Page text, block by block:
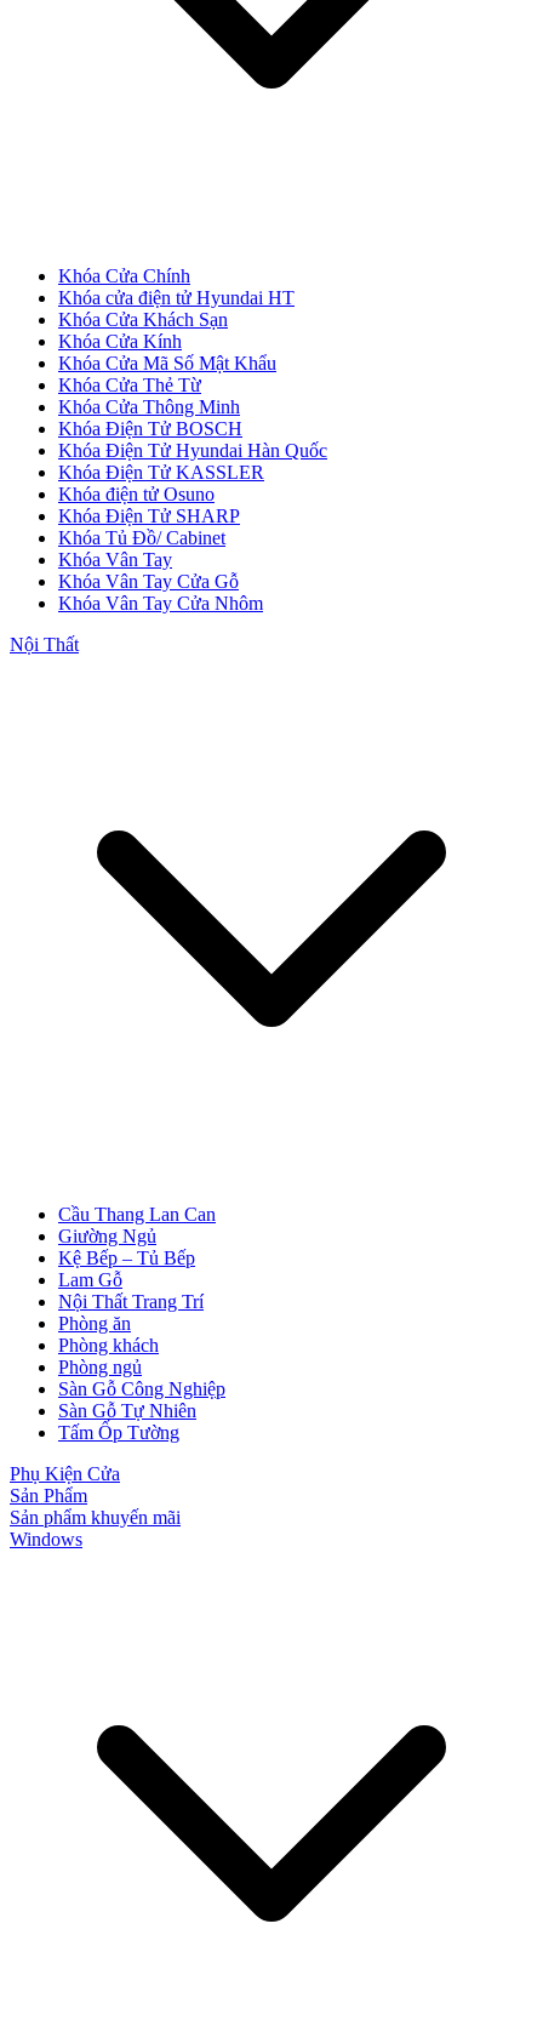
Cửa Nhựa Vân Gỗ
Cửa Nhựa Lõi Thép Upvc
Cửa Nhựa Gỗ Ghép Thanh
Khóa Cửa Chính
Khóa cửa điện tử Hyundai HT
Khóa Cửa Khách Sạn
Khóa Cửa Kính
Khóa Cửa Mã Số Mật Khẩu
Khóa Cửa Thẻ Từ
Khóa Cửa Thông Minh
Khóa Điện Tử BOSCH
Khóa Điện Tử Hyundai Hàn Quốc
Khóa Điện Tử KASSLER
Khóa điện tử Osuno
Khóa Điện Tử SHARP
Khóa Tủ Đồ/ Cabinet
Khóa Vân Tay
Khóa Vân Tay Cửa Gỗ
Khóa Vân Tay Cửa Nhôm
Nội Thất
Cầu Thang Lan Can
Giường Ngủ
Kệ Bếp – Tủ Bếp
Lam Gỗ
Nội Thất Trang Trí
Phòng ăn
Phòng khách
Phòng ngủ
Sàn Gỗ Công Nghiệp
Sàn Gỗ Tự Nhiên
Tấm Ốp Tường
Phụ Kiện Cửa
Sản Phẩm
Sản phẩm khuyến mãi
Windows